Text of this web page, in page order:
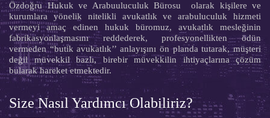
Özdoğru Hukuk ve Arabuuluculuk Bürosu olarak kişilere ve
kurumlara yönelik nitelikli avukatlık ve arabuluculuk hizmeti
vermeyi amaç edinen hukuk büromuz, avukatlık mesleğinin
fabrikasyonlaşmasını reddederek, profesyonellikten ödün
vermeden “butik avukatlık’’ anlayışını ön planda tutarak, müşteri
değil müvekkil bazlı, birebir müvekkilin ihtiyaçlarına çözüm
bularak hareket etmektedir.
Size Nasıl Yardımcı Olabiliriz?